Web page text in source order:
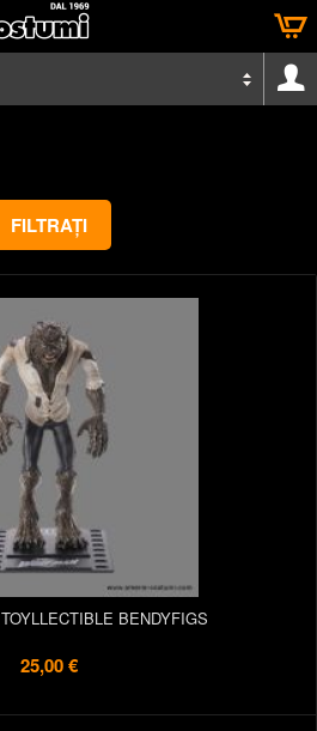
FILTRAȚI
BENDYFIGS
25,00 €